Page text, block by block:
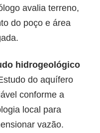
avalia terreno,
do poço e área
hidrogeológico
do aquífero
conforme a
local para
vazão.